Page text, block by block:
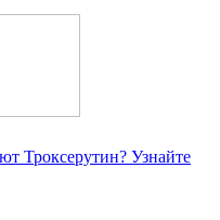
Троксерутин? Узнайте